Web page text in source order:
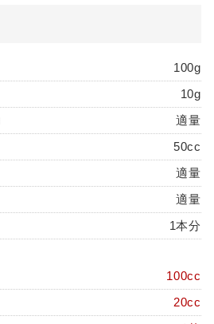
100g
10g
適量
50cc
適量
適量
1本分
100cc
20cc